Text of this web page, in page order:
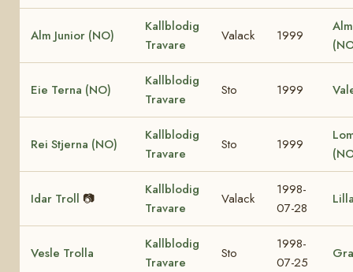
Alm Junior (NO)
Kallblodig
Travare
Valack 1999
Eie Terna (NO)
Kallblodig
Travare
Sto 1999
Rei Stjerna (NO)
Kallblodig
Travare
Sto 1999
Idar Troll 📷
Kallblodig
Travare
Valack
1998-
07-28
Vesle Trolla
Kallblodig
Travare
Sto
1998-
07-25